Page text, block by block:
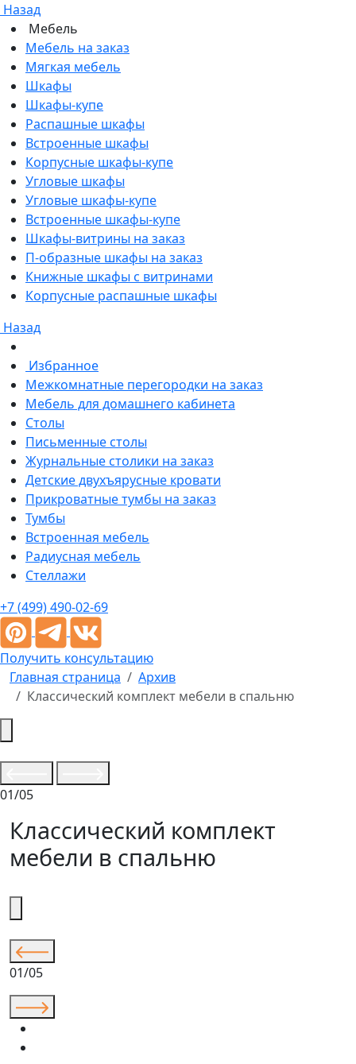
Назад
Мебель
Мебель на заказ
Мягкая мебель
Шкафы
Шкафы-купе
Распашные шкафы
Встроенные шкафы
Корпусные шкафы-купе
Угловые шкафы
Угловые шкафы-купе
Встроенные шкафы-купе
Шкафы-витрины на заказ
П-образные шкафы на заказ
Книжные шкафы с витринами
Корпусные распашные шкафы
Назад
Избранное
Межкомнатные перегородки на заказ
Мебель для домашнего кабинета
Столы
Письменные столы
Журнальные столики на заказ
Детские двухъярусные кровати
Прикроватные тумбы на заказ
Тумбы
Встроенная мебель
Радиусная мебель
Стеллажи
+7 (499) 490-02-69
Получить консультацию
Главная страница
Архив
Классический комплект мебели в спальню
01/05
Классический комплект
мебели в спальню
01/05